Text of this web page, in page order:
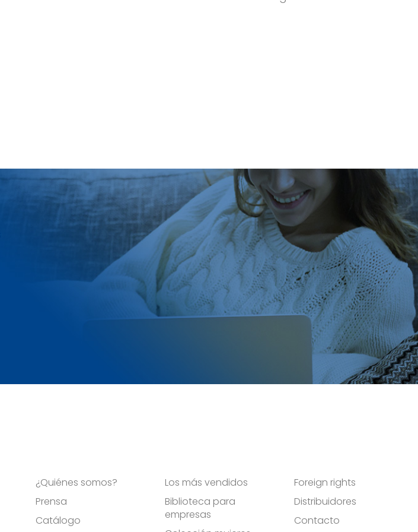
¿Quiénes somos?
Prensa
Catálogo
Los más vendidos
Biblioteca para
empresas
Foreign rights
Distribuidores
Contacto